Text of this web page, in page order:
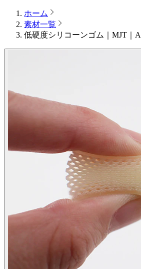
ホーム
素材一覧
低硬度シリコーンゴム｜MJT｜